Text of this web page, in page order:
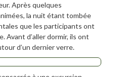
Après quelques
la nuit étant tombée
que les participants ont
Avant d’aller dormir, ils ont
d’un dernier verre.